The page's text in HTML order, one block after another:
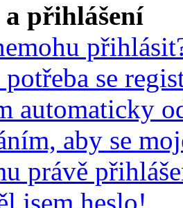
a přihlášení
potřeba se
automaticky
aby se
právě